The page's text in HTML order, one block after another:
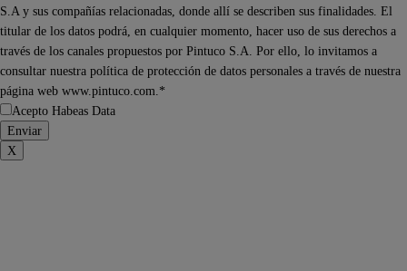
S.A y sus compañías relacionadas, donde allí se describen sus finalidades. El
titular de los datos podrá, en cualquier momento, hacer uso de sus derechos a
través de los canales propuestos por Pintuco S.A. Por ello, lo invitamos a
consultar nuestra política de protección de datos personales a través de nuestra
página web www.pintuco.com.*
Acepto Habeas Data
X